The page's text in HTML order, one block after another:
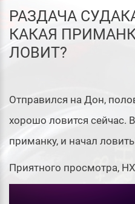
РАЗДАЧА
КАКАЯ
ЛОВИТ?
Отправился на Дон,
хорошо ловится сейчас.
приманку, и начал
Приятного просмотра,